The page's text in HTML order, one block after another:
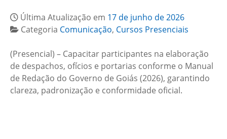
Última Atualização em 17 de junho de 2026
Categoria Comunicação, Cursos Presenciais
(Presencial) – Capacitar participantes na elaboração
de despachos, ofícios e portarias conforme o Manual
de Redação do Governo de Goiás (2026), garantindo
clareza, padronização e conformidade oficial.